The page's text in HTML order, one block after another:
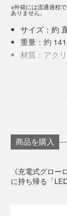
毎日の終わり
を、少しだけ特
『UYUNI
非日常を灯して
て、眠りのス
もうひとつお
※外箱には流通過程
ありません。
サイズ：約
重量：約
材質：アク
電源方式：
24hサイク
生産国：中国
＜使用上の注
商品を購入
《充電式グロ
に持ち帰る「